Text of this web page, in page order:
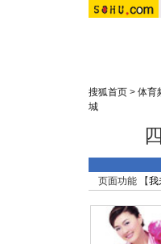
搜狐首页 > 体育
城
页面功能 【我